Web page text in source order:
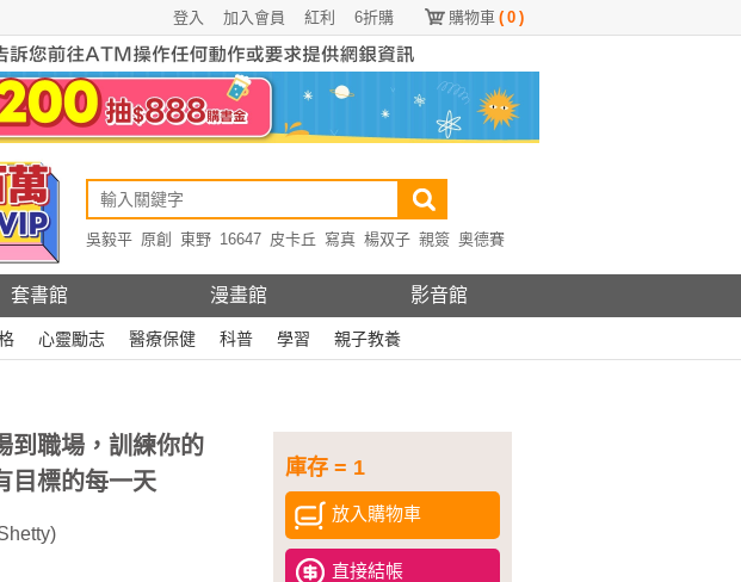
購物車 ( 0 )
6折購
紅利
加入會員
登入
吳毅平 原創 東野 16647 皮卡丘 寫真 楊双子 親簽 奧德賽
套書館 漫畫館 影音館
心靈勵志 醫療保健 科普 學習 親子教養
庫存 = 1
放入購物車
直接結帳
到職場，訓練你的
目標的每一天